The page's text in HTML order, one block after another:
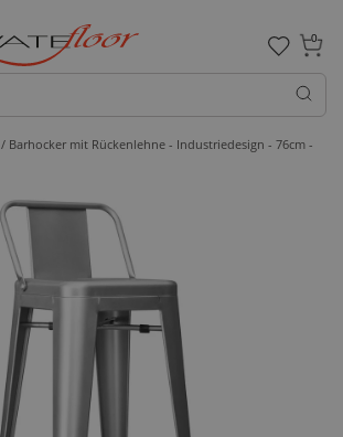
0
/ Barhocker mit Rückenlehne - Industriedesign - 76cm -